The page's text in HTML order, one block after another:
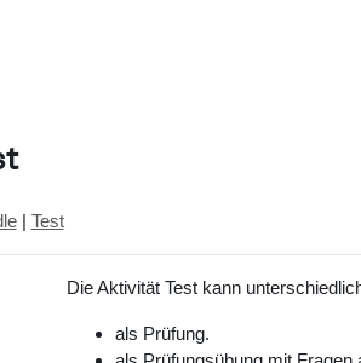
| Test
Die Aktivität Test kann
als Prüfung.